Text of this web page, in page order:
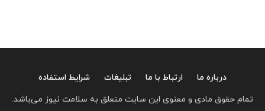
درباره ما ارتباط با ما تبلیغات
شرایط استفاده
تمام حقوق مادی و معنوی این سایت متعلق به سلامت نیوز می‌باشد.